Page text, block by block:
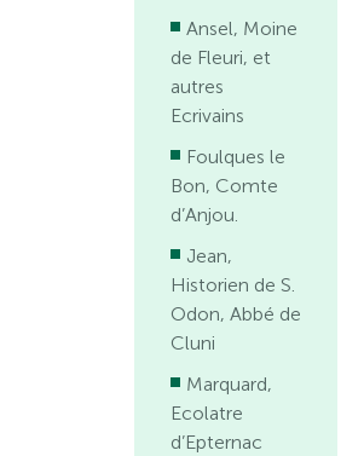
Ansel, Moine
de Fleuri, et
autres
Ecrivains
Foulques le
Bon, Comte
d’Anjou.
Jean,
Historien de S.
Odon, Abbé de
Cluni
Marquard,
Ecolatre
d’Epternac